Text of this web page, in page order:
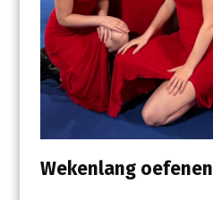
Wekenlang oefenen